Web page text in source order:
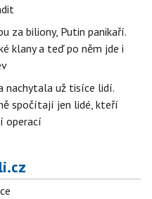
za biliony, Putin panikaří.
klany a teď po něm jde i
nachytala už tisíce lidí.
spočítají jen lidé, kteří
operací